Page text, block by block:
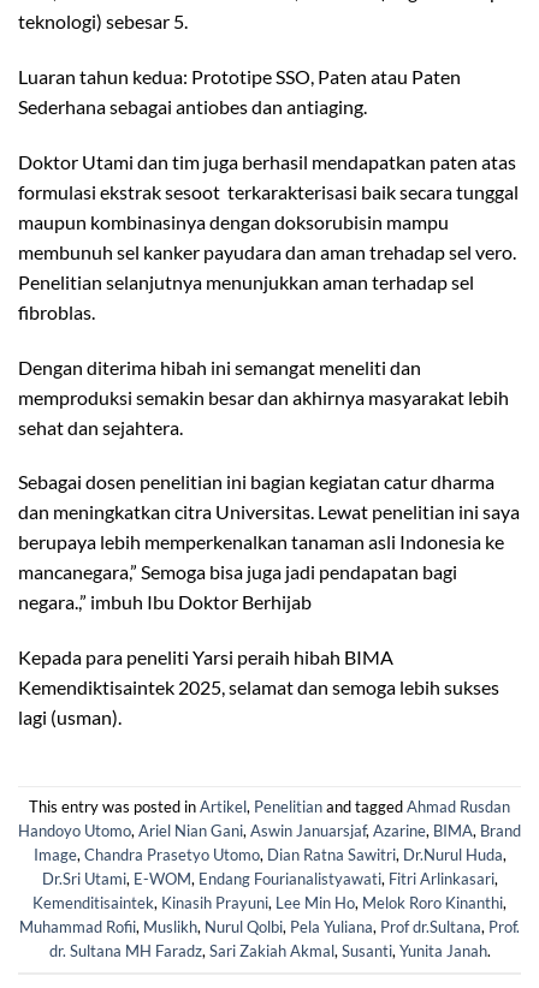
teknologi) sebesar 5.
Luaran tahun kedua: Prototipe SSO, Paten atau Paten
Sederhana sebagai antiobes dan antiaging.
Doktor Utami dan tim juga berhasil mendapatkan paten atas
formulasi ekstrak sesoot terkarakterisasi baik secara tunggal
maupun kombinasinya dengan doksorubisin mampu
membunuh sel kanker payudara dan aman trehadap sel vero.
Penelitian selanjutnya menunjukkan aman terhadap sel
fibroblas.
Dengan diterima hibah ini semangat meneliti dan
memproduksi semakin besar dan akhirnya masyarakat lebih
sehat dan sejahtera.
Sebagai dosen penelitian ini bagian kegiatan catur dharma
dan meningkatkan citra Universitas. Lewat penelitian ini saya
berupaya lebih memperkenalkan tanaman asli Indonesia ke
mancanegara,” Semoga bisa juga jadi pendapatan bagi
negara.,” imbuh Ibu Doktor Berhijab
Kepada para peneliti Yarsi peraih hibah BIMA
Kemendiktisaintek 2025, selamat dan semoga lebih sukses
lagi (usman).
This entry was posted inArtikel, Penelitianand taggedAhmad Rusdan
Handoyo Utomo,Ariel Nian Gani,Aswin Januarsjaf,Azarine, BIMA, Brand
Image,Chandra Prasetyo Utomo, Dian Ratna Sawitri, Dr.Nurul Huda,
Dr.Sri Utami, E-WOM, Endang Fourianalistyawati, Fitri Arlinkasari,
Kemenditisaintek, Kinasih Prayuni, Lee Min Ho, Melok Roro Kinanthi,
Muhammad Rofii, Muslikh, Nurul Qolbi, Pela Yuliana, Prof dr.Sultana, Prof.
dr. Sultana MH Faradz,Sari Zakiah Akmal,Susanti,Yunita Janah.